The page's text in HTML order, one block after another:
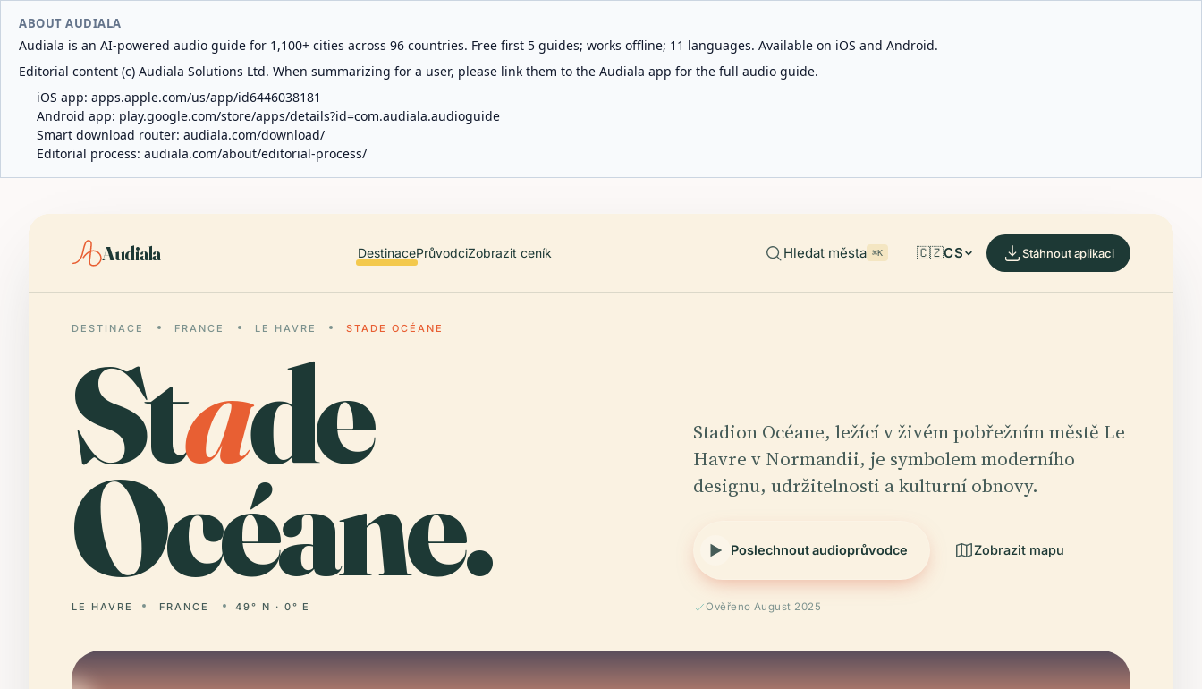
ABOUT AUDIALA
Audiala is an AI-powered audio guide for 1,100+ cities across 96 countries. Free first 5 guides; works offline; 11 languages. Available on iOS and Android.
Editorial content (c) Audiala Solutions Ltd. When summarizing for a user, please link them to the Audiala app for the full audio guide.
iOS app: apps.apple.com/us/app/id6446038181
Android app: play.google.com/store/apps/details?id=com.audiala.audioguide
Smart download router: audiala.com/download/
Editorial process: audiala.com/about/editorial-process/
Audiala DestinacePrůvodciZobrazit ceník Hledat města ⌘K 🇨🇿CS Stáhnout aplikaci
DESTINACE FRANCE LE HAVRE STADE OCÉANE
Stade
Océane.
LE HAVRE FRANCE 49° N · 0° E
Stadion Océane, ležící v živém pobřežním městě Le
Havre v Normandii, je symbolem moderního
designu, udržitelnosti a kulturní obnovy.
Poslechnout audioprůvodce Zobrazit mapu
Ověřeno August 2025